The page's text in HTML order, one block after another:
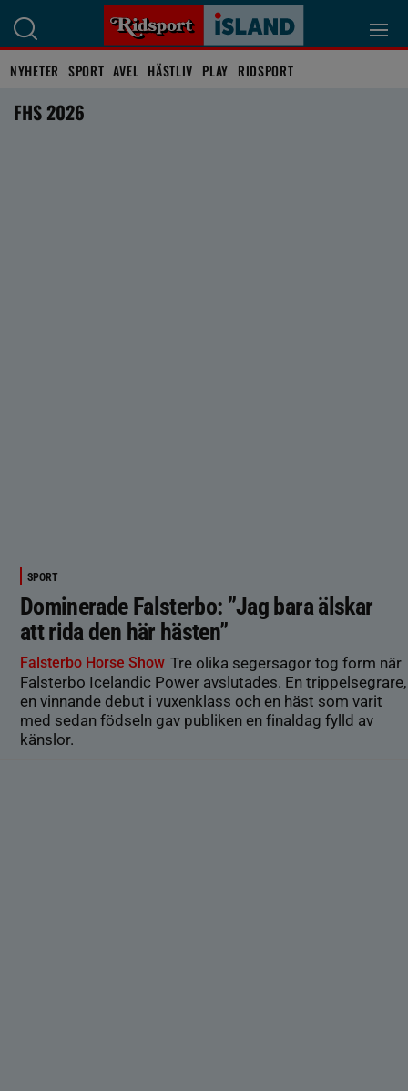
NYHETER SPORT AVEL HÄSTLIV PLAY RIDSPORT
FHS 2026
SPORT
Dominerade Falsterbo: ”Jag bara älskar
att rida den här hästen”
Falsterbo Horse Show Tre olika segersagor tog form när
Falsterbo Icelandic Power avslutades. En trippelsegrare,
en vinnande debut i vuxenklass och en häst som varit
med sedan födseln gav publiken en finaldag fylld av
känslor.